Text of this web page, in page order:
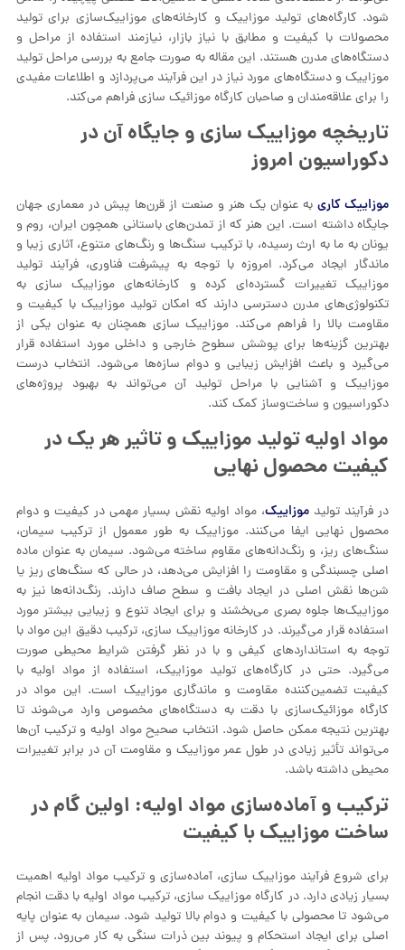
شود. کارگاه‌های تولید موزاییک و کارخانه‌های موزاییک‌سازی برای تولید
محصولات با کیفیت و مطابق با نیاز بازار، نیازمند استفاده از مراحل و
دستگاه‌های مدرن هستند. این مقاله به صورت جامع به بررسی مراحل تولید
موزاییک و دستگاه‌های مورد نیاز در این فرآیند می‌پردازد و اطلاعات مفیدی
را برای علاقه‌مندان و صاحبان کارگاه موزائیک‌ سازی فراهم می‌کند.
تاریخچه موزاییک‌ سازی و جایگاه آن در
دکوراسیون امروز
موزاییک کاریبه عنوان یک هنر و صنعت از قرن‌ها پیش در معماری جهان
جایگاه داشته است. این هنر که از تمدن‌های باستانی همچون ایران، روم و
یونان به ما به ارث رسیده، با ترکیب سنگ‌ها و رنگ‌های متنوع، آثاری زیبا و
ماندگار ایجاد می‌کرد. امروزه با توجه به پیشرفت فناوری، فرآیند تولید
موزاییک تغییرات گسترده‌ای کرده و کارخانه‌های موزاییک‌ سازی به
تکنولوژی‌های مدرن دسترسی دارند که امکان تولید موزاییک با کیفیت و
مقاومت بالا را فراهم می‌کند. موزاییک‌ سازی همچنان به عنوان یکی از
بهترین گزینه‌ها برای پوشش سطوح خارجی و داخلی مورد استفاده قرار
می‌گیرد و باعث افزایش زیبایی و دوام سازه‌ها می‌شود. انتخاب درست
موزاییک و آشنایی با مراحل تولید آن می‌تواند به بهبود پروژه‌های
دکوراسیون و ساخت‌وساز کمک کند.
مواد اولیه تولید موزاییک و تاثیر هر یک در
کیفیت محصول نهایی
در فرآیند تولیدموزاییک، مواد اولیه نقش بسیار مهمی در کیفیت و دوام
محصول نهایی ایفا می‌کنند. موزاییک به طور معمول از ترکیب سیمان،
سنگ‌های ریز، و رنگ‌دانه‌های مقاوم ساخته می‌شود. سیمان به عنوان ماده
اصلی چسبندگی و مقاومت را افزایش می‌دهد، در حالی که سنگ‌های ریز یا
شن‌ها نقش اصلی در ایجاد بافت و سطح صاف دارند. رنگ‌دانه‌ها نیز به
موزاییک‌ها جلوه بصری می‌بخشند و برای ایجاد تنوع و زیبایی بیشتر مورد
استفاده قرار می‌گیرند. در کارخانه موزاییک سازی، ترکیب دقیق این مواد با
توجه به استانداردهای کیفی و با در نظر گرفتن شرایط محیطی صورت
می‌گیرد. حتی در کارگاه‌های تولید موزاییک، استفاده از مواد اولیه با
کیفیت تضمین‌کننده مقاومت و ماندگاری موزاییک است. این مواد در
کارگاه موزائیک‌سازی با دقت به دستگاه‌های مخصوص وارد می‌شوند تا
بهترین نتیجه ممکن حاصل شود. انتخاب صحیح مواد اولیه و ترکیب آن‌ها
می‌تواند تأثیر زیادی در طول عمر موزاییک و مقاومت آن در برابر تغییرات
محیطی داشته باشد.
ترکیب و آماده‌سازی مواد اولیه: اولین گام در
ساخت موزاییک با کیفیت
برای شروع فرآیند موزاییک‌ سازی، آماده‌سازی و ترکیب مواد اولیه اهمیت
بسیار زیادی دارد. در کارگاه موزاییک سازی، ترکیب مواد اولیه با دقت انجام
می‌شود تا محصولی با کیفیت و دوام بالا تولید شود. سیمان به عنوان پایه
اصلی برای ایجاد استحکام و پیوند بین ذرات سنگی به کار می‌رود. پس از